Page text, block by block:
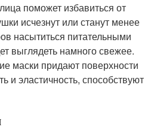
поможет избавиться от
исчезнут или станут менее
насытиться питательными
выглядеть намного свежее.
маски придают поверхности
и эластичность, способствуют